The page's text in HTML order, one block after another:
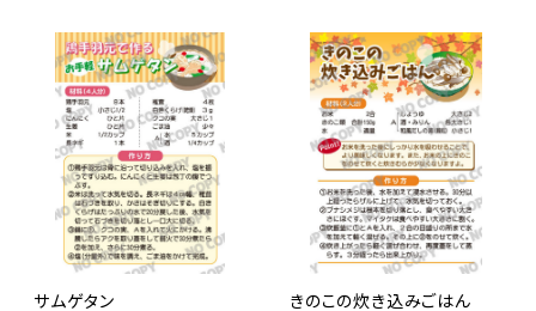
サムゲタン
きのこの炊き込みごはん